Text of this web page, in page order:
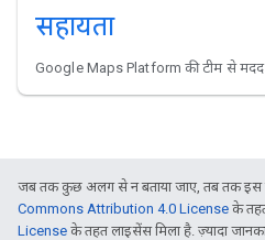
सहायता
Google Maps Platform की टीम से मदद
जब तक कुछ अलग से न बताया जाए, तब तक इस
Commons Attribution 4.0 License के
License के तहत लाइसेंस मिला है. ज़्यादा